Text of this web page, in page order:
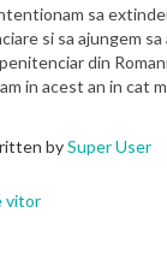
sa
si sa ajungem sa
din
in acest an in cat
bySuper User
vitor